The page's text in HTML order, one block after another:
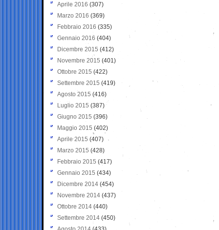
Aprile 2016 (307)
Marzo 2016 (369)
Febbraio 2016 (335)
Gennaio 2016 (404)
Dicembre 2015 (412)
Novembre 2015 (401)
Ottobre 2015 (422)
Settembre 2015 (419)
Agosto 2015 (416)
Luglio 2015 (387)
Giugno 2015 (396)
Maggio 2015 (402)
Aprile 2015 (407)
Marzo 2015 (428)
Febbraio 2015 (417)
Gennaio 2015 (434)
Dicembre 2014 (454)
Novembre 2014 (437)
Ottobre 2014 (440)
Settembre 2014 (450)